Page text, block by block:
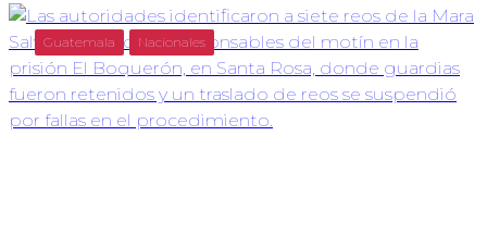
Guatemala Nacionales